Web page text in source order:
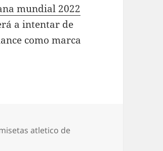
mundial 2022
a intentar de
como marca
atletico de